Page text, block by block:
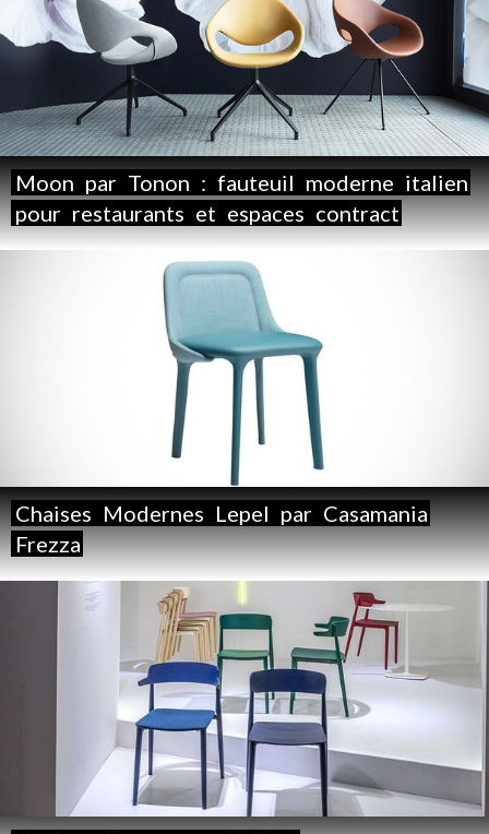
Moon par Tonon : fauteuil moderne italien
pour restaurants et espaces contract
Chaises Modernes Lepel par Casamania
Frezza